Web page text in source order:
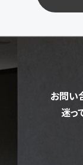
お問い
迷っ